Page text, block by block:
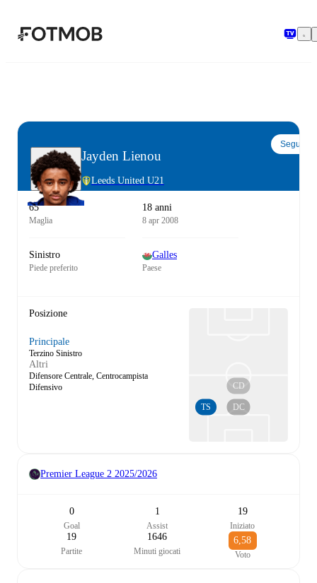
Jayden Lienou
Leeds United U21
Segui
65
Maglia
18 anni
8 apr 2008
Sinistro
Piede preferito
Galles
Paese
Posizione
Principale
Terzino Sinistro
Altri
Difensore Centrale, Centrocampista
Difensivo
DC
TS
CD
Premier League 2 2025/2026
0
Goal
1
Assist
19
Iniziato
19
Partite
1646
Minuti giocati
6,58
Voto